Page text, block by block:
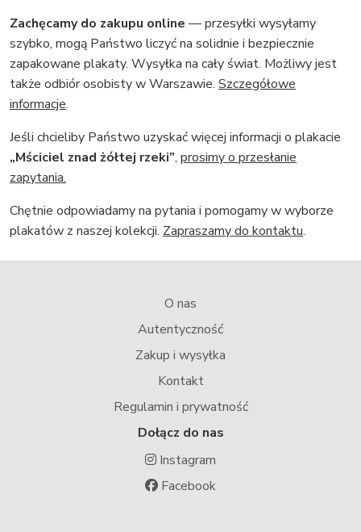
Zachęcamy do zakupu online — przesyłki wysyłamy
szybko, mogą Państwo liczyć na solidnie i bezpiecznie
zapakowane plakaty. Wysyłka na cały świat. Możliwy jest
także odbiór osobisty w Warszawie. Szczegółowe
informacje.
Jeśli chcieliby Państwo uzyskać więcej informacji o plakacie
„Mściciel znad żółtej rzeki”, prosimy o przesłanie
zapytania.
Chętnie odpowiadamy na pytania i pomogamy w wyborze
plakatów z naszej kolekcji. Zapraszamy do kontaktu.
O nas
Autentyczność
Zakup i wysyłka
Kontakt
Regulamin i prywatność
Dołącz do nas
Instagram
Facebook